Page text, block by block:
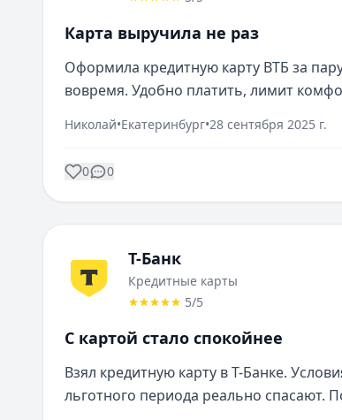
Карта выручила не раз
Оформила кредитную карту ВТБ за
вовремя. Удобно платить, лимит
Николай•Екатеринбург•28 сентября 2025 г.
0 0
Т-Банк
Кредитные карты
5/5
С картой стало спокойнее
Взял кредитную карту в Т-Банке.
льготного периода реально спасают.